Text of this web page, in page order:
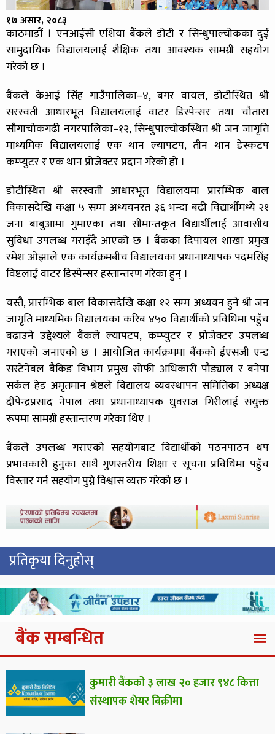
१७ असार, २०८३
काठमाडौं । एनआईसी एशिया बैंकले डोटी र सिन्धुपाल्चोकका दुई
सामुदायिक विद्यालयलाई शैक्षिक तथा आवश्यक सामग्री सहयोग
गरेको छ ।
बैंकले केआई सिंह गाउँपालिका–४, बगर वायल, डोटीस्थित श्री
सरस्वती आधारभूत विद्यालयलाई वाटर डिस्पेन्सर तथा चौतारा
साँगाचोकगढी नगरपालिका–१२, सिन्धुपाल्चोकस्थित श्री जन जागृति
माध्यमिक विद्यालयलाई एक थान ल्यापटप, तीन थान डेस्कटप
कम्प्युटर र एक थान प्रोजेक्टर प्रदान गरेको हो ।
डोटीस्थित श्री सरस्वती आधारभूत विद्यालयमा प्रारम्भिक बाल
विकासदेखि कक्षा ५ सम्म अध्ययनरत ३६ भन्दा बढी विद्यार्थीमध्ये २१
जना बाबुआमा गुमाएका तथा सीमान्तकृत विद्यार्थीलाई आवासीय
सुविधा उपलब्ध गराइँदै आएको छ । बैंकका दिपायल शाखा प्रमुख
रमेश ओझाले एक कार्यक्रमबीच विद्यालयका प्रधानाध्यापक पदमसिंह
विष्टलाई वाटर डिस्पेन्सर हस्तान्तरण गरेका हुन् ।
यस्तै, प्रारम्भिक बाल विकासदेखि कक्षा १२ सम्म अध्ययन हुने श्री जन
जागृति माध्यमिक विद्यालयका करिब ४५० विद्यार्थीको प्रविधिमा पहुँच
बढाउने उद्देश्यले बैंकले ल्यापटप, कम्प्युटर र प्रोजेक्टर उपलब्ध
गराएको जनाएको छ । आयोजित कार्यक्रममा बैंकको ईएसजी एन्ड
सस्टेनेबल बैंकिङ विभाग प्रमुख सोफी अधिकारी पौड्याल र बनेपा
सर्कल हेड अमृतमान श्रेष्ठले विद्यालय व्यवस्थापन समितिका अध्यक्ष
दीपेन्द्रप्रसाद नेपाल तथा प्रधानाध्यापक ध्रुवराज गिरीलाई संयुक्त
रूपमा सामग्री हस्तान्तरण गरेका थिए ।
बैंकले उपलब्ध गराएको सहयोगबाट विद्यार्थीको पठनपाठन थप
प्रभावकारी हुनुका साथै गुणस्तरीय शिक्षा र सूचना प्रविधिमा पहुँच
विस्तार गर्न सहयोग पुग्ने विश्वास व्यक्त गरेको छ ।
प्रतिकृया दिनुहोस्
बैंक सम्बन्धित
कुमारी बैंकको ३ लाख २० हजार ९४८ कित्ता
संस्थापक शेयर बिक्रीमा